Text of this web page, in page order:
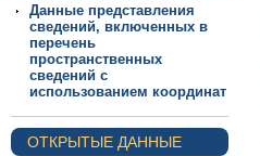
Данные представления
сведений, включенных в
перечень
пространственных
сведений с
использованием координат
ОТКРЫТЫЕ ДАННЫЕ